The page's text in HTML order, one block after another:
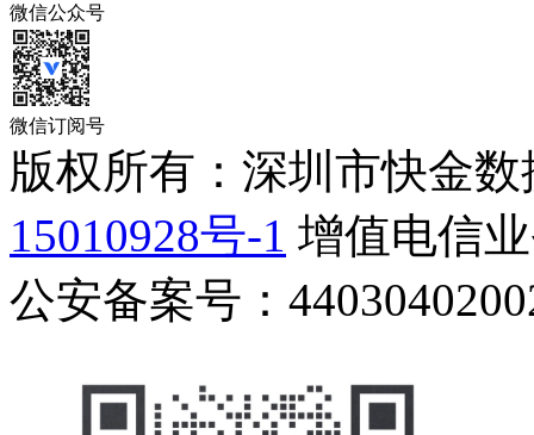
微信公众号
微信订阅号
版权所有：深圳市快金
15010928号-1 增值电信
公安备案号：